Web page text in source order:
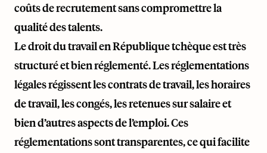
coûts de recrutement sans compromettre la
qualité des talents.
Le droit du travail en République tchèque est très
structuré et bien réglementé. Les réglementations
légales régissent les contrats de travail, les horaires
de travail, les congés, les retenues sur salaire et
bien d’autres aspects de l’emploi. Ces
réglementations sont transparentes, ce qui facilite